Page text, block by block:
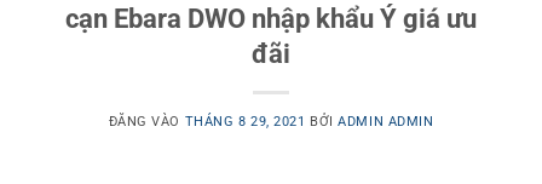
cạn Ebara DWO nhập khẩu Ý giá ưu
đãi
ĐĂNG VÀO THÁNG 8 29, 2021 BỞIADMIN ADMIN